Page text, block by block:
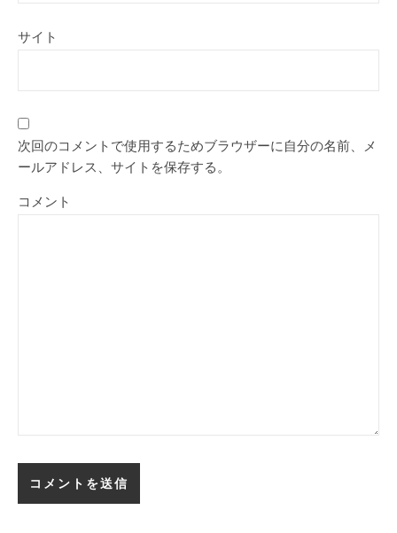
サイト
次回のコメントで使用するためブラウザーに自分の名前、メ
ールアドレス、サイトを保存する。
コメント